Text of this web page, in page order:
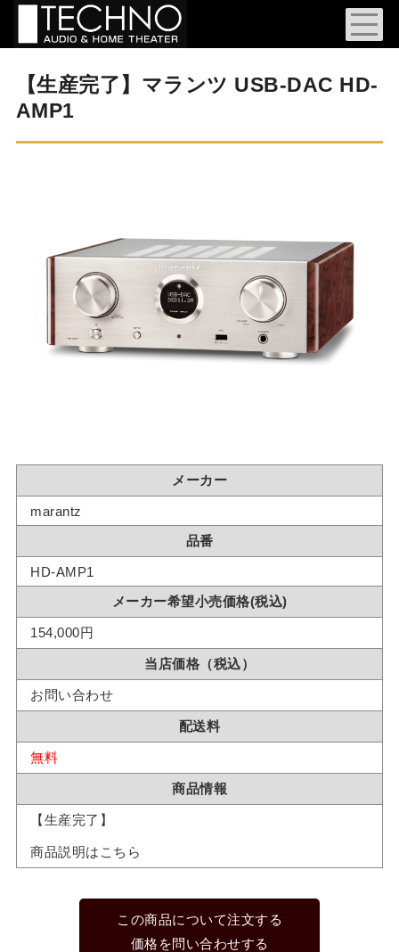
【生産完了】マランツ USB-DAC HD-
AMP1
メーカー
marantz
品番
HD-AMP1
メーカー希望小売価格(税込)
154,000円
当店価格（税込）
お問い合わせ
配送料
無料
商品情報
【生産完了】
商品説明はこちら
この商品について注文する
価格を問い合わせする